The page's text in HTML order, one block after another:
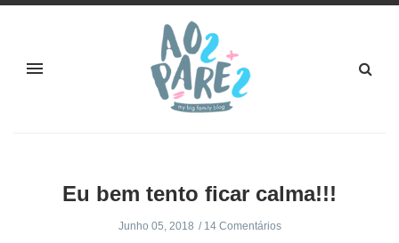
Eu bem tento ficar calma!!!
Junho 05, 2018 14 Comentários